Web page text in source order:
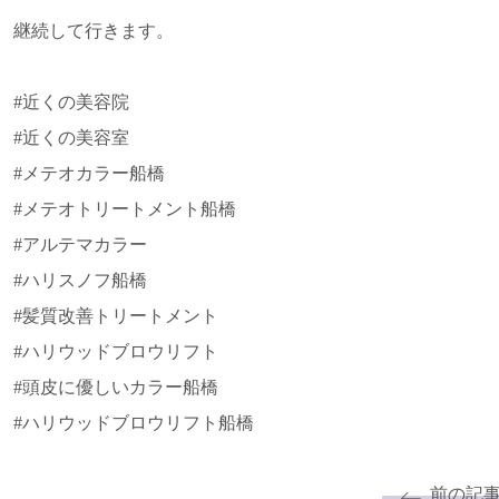
継続して行きます。
#近くの美容院
#近くの美容室
#メテオカラー船橋
#メテオトリートメント船橋
#アルテマカラー
#ハリスノフ船橋
#髪質改善トリートメント
#ハリウッドブロウリフト
#頭皮に優しいカラー船橋
#ハリウッドブロウリフト船橋
前の記